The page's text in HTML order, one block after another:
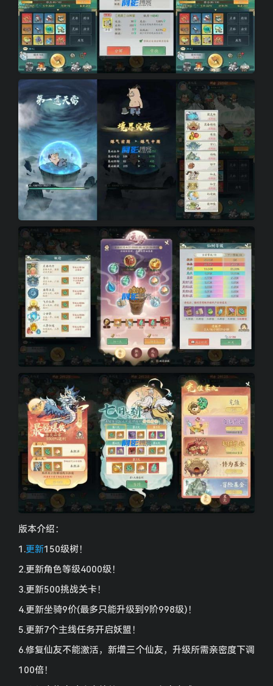
e636237e2a722aceeb7cf9350c7cca48_5-4.jpg
e838220dab4f1e1ac4e4841d92fa99c4_6-1.jpg
253a0603739e2219eb8aa9359426d204_7-1.jpg
版本介绍：
1.更新150级树！
2.更新角色等级4000级！
3.更新500挑战关卡！
4.更新坐骑9价(最多只能升级到9阶998级)！
5.更新7个主线任务开启妖盟！
6.修复仙友不能激活，新增三个仙友，升级所需亲密度下调
100倍！